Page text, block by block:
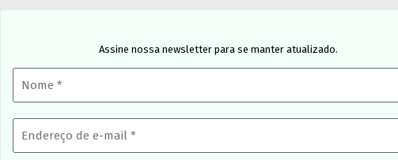
Assine nossa newsletter para se manter atualizado.